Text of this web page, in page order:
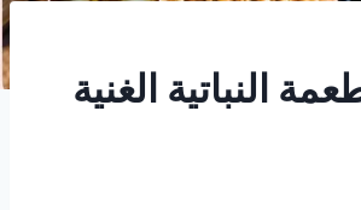
النباتية الغنية